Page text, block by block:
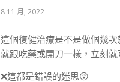
8 11 月, 2022
這個復健治療是不是做個幾次
就跟吃藥或開刀一樣，立刻
❌這都是錯誤的迷思😲